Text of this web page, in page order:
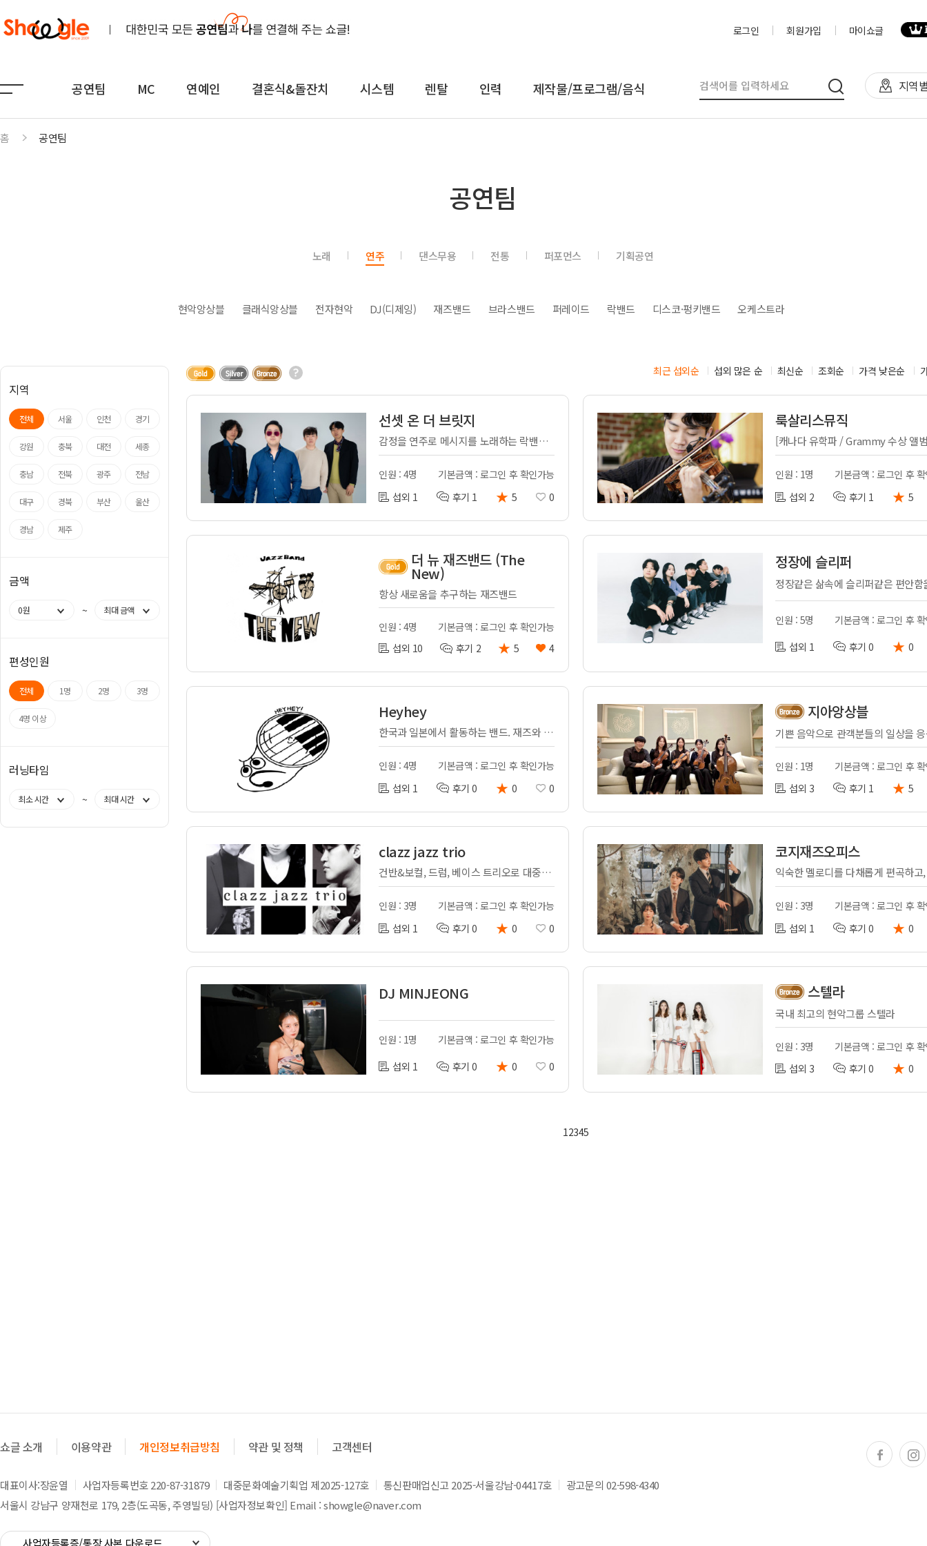
로그인 회원가입 마이쇼글
공연팀 MC 연예인 결혼식&돌잔치 시스템 렌탈 인력 제작물/프로그램/음식 지역
708090·포크
국악·클래식·재즈·뮤지컬
연예인 축가
음향
트러스
전시부스
경호
홈 공연팀
공연팀
노래 연주 댄스무용 전통 퍼포먼스 기획공연
현악앙상블 클래식앙상블 전자현악 DJ(디제잉) 재즈밴드 브라스밴드 퍼레이드 락밴드 디스코·펑키밴드 오케스트라
지역
전체 서울 인천 경기
강원 충북 대전 세종
충남 전북 광주 전남
대구 경북 부산 울산
경남 제주
금액
0원 ~ 최대 금액
편성인원
전체 1명 2명 3명
4명 이상
러닝타임
최소 시간 ~ 최대 시간
최근 섭외순 섭외 많은 순 최신순 조회순 가격 낮은순
선셋 온 더 브릿지
감정을 연주로 메시지를 노래하는 락밴드 선셋온더브릿지 입니다.
인원 : 4명
기본금액 : 로그인 후 확인가능
섭외 1
후기 1 ★ 5 0
룩살리스뮤직
인원 : 1명
기본금액 : 로그인 후
섭외 2
후기 1 ★ 5
더 뉴 재즈밴드 (The
New)
항상 새로움을 추구하는 재즈밴드
인원 : 4명
기본금액 : 로그인 후 확인가능
섭외 10
후기 2 ★ 5 4
정장에 슬리퍼
정장같은 삶속에 슬리퍼같은 편안함
인원 : 5명
기본금액 : 로그인 후
섭외 1
후기 0 ★ 0
Heyhey
한국과 일본에서 활동하는 밴드. 재즈와 팝을 연주합니다.
인원 : 4명
기본금액 : 로그인 후 확인가능
섭외 1
후기 0 ★ 0 0
지아앙상블
인원 : 1명
기본금액 : 로그인 후
섭외 3
후기 1 ★ 5
clazz jazz trio
건반&보컬, 드럼, 베이스 트리오로 대중들이 편안하고 친근하게 즐길수 있는 재즈를 연주합니다
인원 : 3명
기본금액 : 로그인 후 확인가능
섭외 1
후기 0 ★ 0 0
코지재즈오피스
인원 : 3명
기본금액 : 로그인 후
섭외 1
후기 0 ★ 0
DJ MINJEONG
인원 : 1명
기본금액 : 로그인 후 확인가능
섭외 1
후기 0 ★ 0 0
스텔라
국내 최고의 현악그룹 스텔라
인원 : 3명
기본금액 : 로그인 후
섭외 3
후기 0 ★ 0
12345
쇼글 소개 이용약관 개인정보취급방침 약관 및 정책 고객센터
대표이사:장윤열 사업자등록번호 220-87-31879 대중문화예술기획업 제2025-127호 통신판매업신고 2025-서울강남-04417호
광고문의 02-598-4340
서울시 강남구 양재천로 179, 2층(도곡동, 주영빌딩) [사업자정보확인] Email : showgle@naver.com
사업자등록증/통장 사본 다운로드